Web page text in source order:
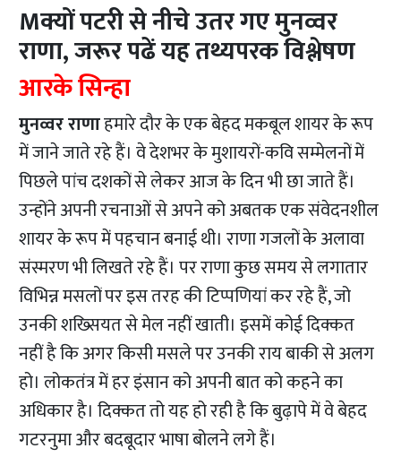
Mक्यों पटरी से नीचे उतर गए मुनव्वर
राणा, जरूर पढें यह तथ्यपरक विश्लेषण
आरके सिन्हा
मुनव्वर राणाहमारे दौर के एक बेहद मकबूल शायर के रूप
में जाने जाते रहे हैं। वे देशभर के मुशायरों-कवि सम्मेलनों में
पिछले पांच दशकों से लेकर आज के दिन भी छा जाते हैं।
उन्होंने अपनी रचनाओं से अपने को अबतक एक संवेदनशील
शायर के रूप में पहचान बनाई थी। राणा गजलों के अलावा
संस्मरण भी लिखते रहे हैं। पर राणा कुछ समय से लगातार
विभिन्न मसलों पर इस तरह की टिप्पणियां कर रहे हैं, जो
उनकी शख्सियत से मेल नहीं खाती। इसमें कोई दिक्कत
नहीं है कि अगर किसी मसले पर उनकी राय बाकी से अलग
हो। लोकतंत्र में हर इंसान को अपनी बात को कहने का
अधिकार है। दिक्कत तो यह हो रही है कि बुढ़ापे में वे बेहद
गटरनुमा और बदबूदार भाषा बोलने लगे हैं।